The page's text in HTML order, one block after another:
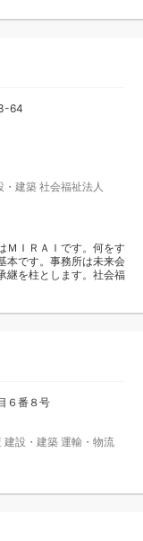
64
・建築 社会福祉法人
ＭＩＲＡＩです。何をす
本です。事務所は未来会
を柱とします。社会福
６番８号
建設・建築 運輸・物流